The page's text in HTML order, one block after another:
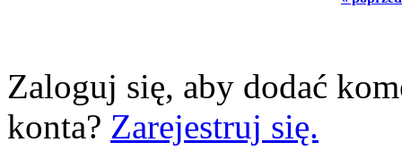
Zaloguj się, aby dodać
konta? Zarejestruj się.